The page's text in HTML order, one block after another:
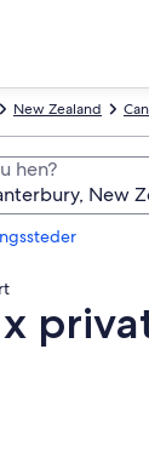
New Zealand
hen?
x